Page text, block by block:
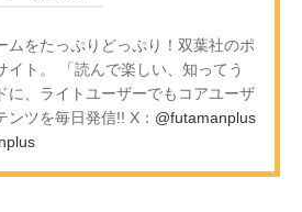
ムをたっぷりどっぷり！双葉社のポ
イト。 「読んで楽しい、知ってう
に、ライトユーザーでもコアユーザ
ツを毎日発信!! X： @futamanplus